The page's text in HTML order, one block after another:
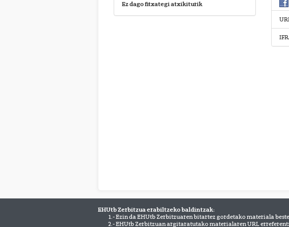
Ez dago fitxategi atxikiturik
EHUtb Zerbitzua erabiltzeko baldintzak:
1.- Ezin da EHUtb Zerbitzuaren bitartez gordetako materiala
2.- EHUtb Zerbitzuan argitaratutako materialaren URL